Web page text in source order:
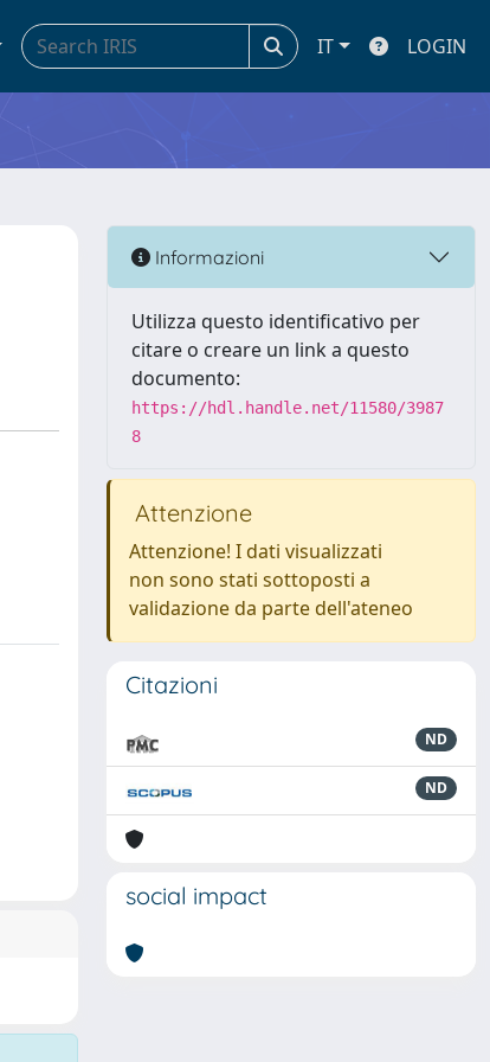
IT LOGIN
Informazioni
Utilizza questo identificativo per
citare o creare un link a questo
documento:
https://hdl.handle.net/11580/3987
8
Attenzione
Attenzione! I dati visualizzati
non sono stati sottoposti a
validazione da parte dell'ateneo
Citazioni
ND
ND
social impact